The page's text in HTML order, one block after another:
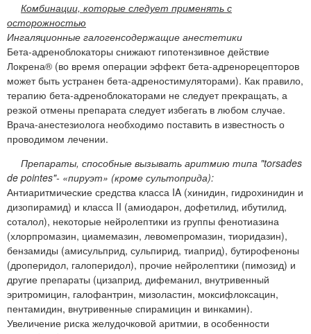
Комбинации, которые следует применять с
осторожностью
Ингаляционные галогенсодержащие анестетики
Бета-адреноблокаторы снижают гипотензивное действие
Локрена® (во время операции эффект бета-адренорецепторов
может быть устранен бета-адреностимуляторами). Как правило,
терапию бета-адреноблокаторами не следует прекращать, а
резкой отмены препарата следует избегать в любом случае.
Врача-анестезиолога необходимо поставить в известность о
проводимом лечении.
Препараты, способные вызывать аритмию типа "torsades
de pointes"- «пируэт» (кроме сультоприда):
Антиаритмические средства класса IA (хинидин, гидрохинидин и
дизопирамид) и класса II (амиодарон, дофетилид, ибутилид,
соталол), некоторые нейролептики из группы фенотиазина
(хлорпромазин, циамемазин, левомепромазин, тиоридазин),
бензамиды (амисульприд, сульпирид, тиаприд), бутирофеноны
(дроперидол, галоперидол), прочие нейролептики (пимозид) и
другие препараты (цизаприд, дифеманил, внутривенный
эритромицин, галофантрин, мизоластин, моксифлоксацин,
пентамидин, внутривенные спирамицин и винкамин).
Увеличение риска желудочковой аритмии, в особенности